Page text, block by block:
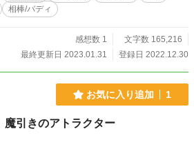
相棒/バディ
感想数 1
文字数 165,216
最終更新日 2023.01.31
登録日 2022.12.30
お気に入り追加 1
魔引きのアトラクター